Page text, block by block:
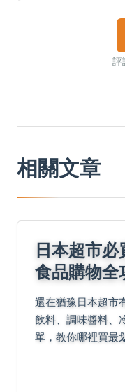
評
相關文章
日本超市
食品購物全
還在猶豫日本超市
飲料、調味醬料、
單，教你哪裡買最